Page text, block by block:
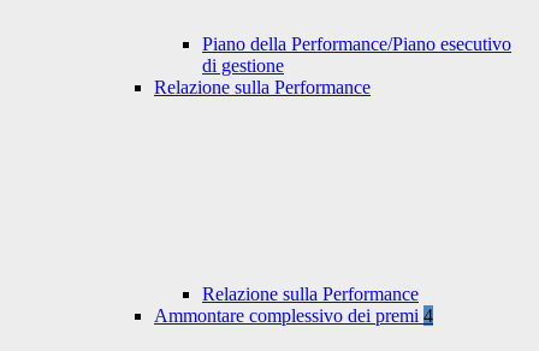
Piano della Performance/Piano esecutivo
di gestione
Relazione sulla Performance
Relazione sulla Performance
Ammontare complessivo dei premi 4